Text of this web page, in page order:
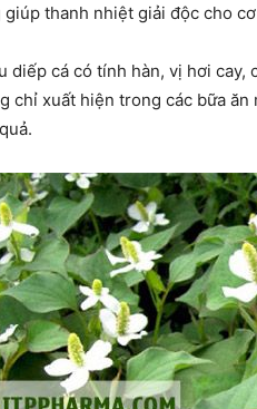
thanh nhiệt giải độc cho
diếp cá có tính hàn, vị hơi
chỉ xuất hiện trong các bữa